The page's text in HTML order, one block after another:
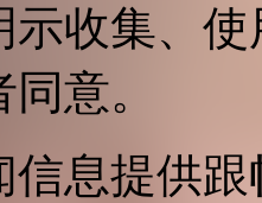
示收集、
意。
信息提供